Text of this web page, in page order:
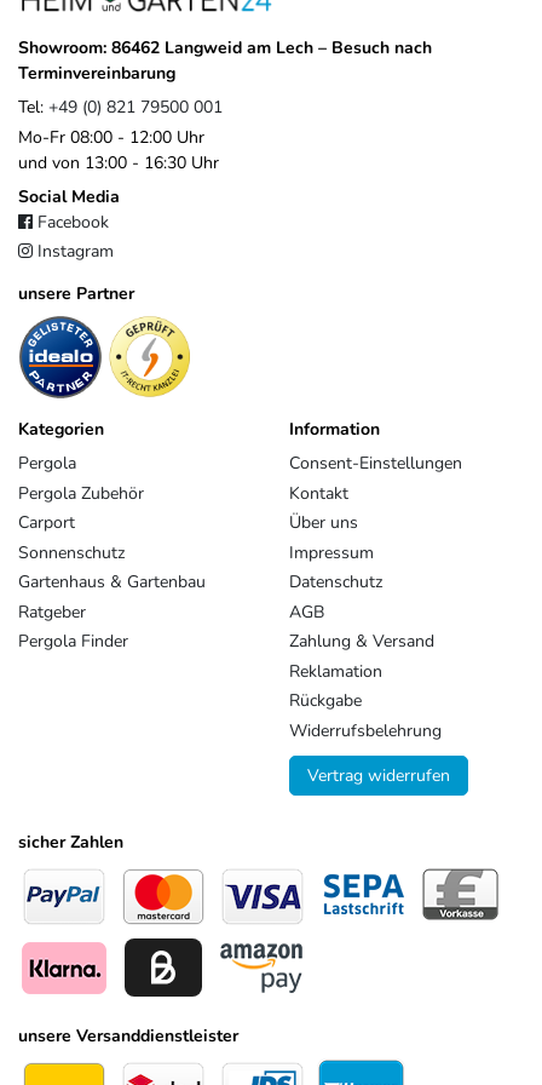
Pegaso Marine besonderen Wert auf
kurze Wegeund eine gleichbleibendhohe Produktqualität
Marke Weide bündelt dabei gezielt Produkte, die funktional
abgestimmt sind.
Im Gegensatz zu anonymen Importlösungen profitieren Sie von
einem klaren Ansprechpartner, gewachsenen Strukturen und einem
Unternehmen, das langfristig hinter seinen Produkten steht.
EU-Verantwortlicher
Pegaso Marine Handel und Service GmbH
Weberstrasse 8
86462 Langweid am Lech
service@heimundgarten24.de
+49 821 79500 001
https://www.weide.de/kontakt/
Showroom: 86462 Langweid am Lech – Besuch nach
Terminvereinbarung
Tel: +49 (0) 821 79500 001
Mo-Fr 08:00 - 12:00 Uhr
und von 13:00 - 16:30 Uhr
Social Media
Facebook
Instagram
unsere Partner
Kategorien
Pergola
Pergola Zubehör
Carport
Sonnenschutz
Gartenhaus & Gartenbau
Ratgeber
Pergola Finder
Information
Consent-Einstellungen
Kontakt
Über uns
Impressum
Datenschutz
AGB
Zahlung & Versand
Reklamation
Rückgabe
Widerrufsbelehrung
Vertrag widerrufen
sicher Zahlen
unsere Versanddienstleister